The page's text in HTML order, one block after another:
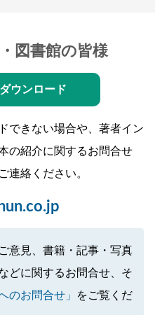
図書館の皆様
ウンロード
できない場合や、著者イン
の紹介に関するお問合せ
連絡ください。
意見、書籍・記事・写真
どに関するお問合せ、そ
のお問合せ」
をご覧くだ